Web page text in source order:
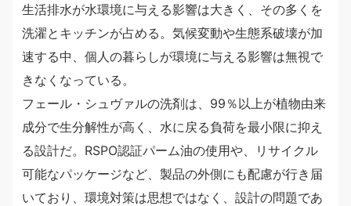
生活排水が水環境に与える影響は大きく、その多くを
洗濯とキッチンが占める。気候変動や生態系破壊が加
速する中、個人の暮らしが環境に与える影響は無視で
きなくなっている。
フェール・シュヴァルの洗剤は、99％以上が植物由来
成分で生分解性が高く、水に戻る負荷を最小限に抑え
る設計だ。RSPO認証パーム油の使用や、リサイクル
可能なパッケージなど、製品の外側にも配慮が行き届
いており、環境対策は思想ではなく、設計の問題であ